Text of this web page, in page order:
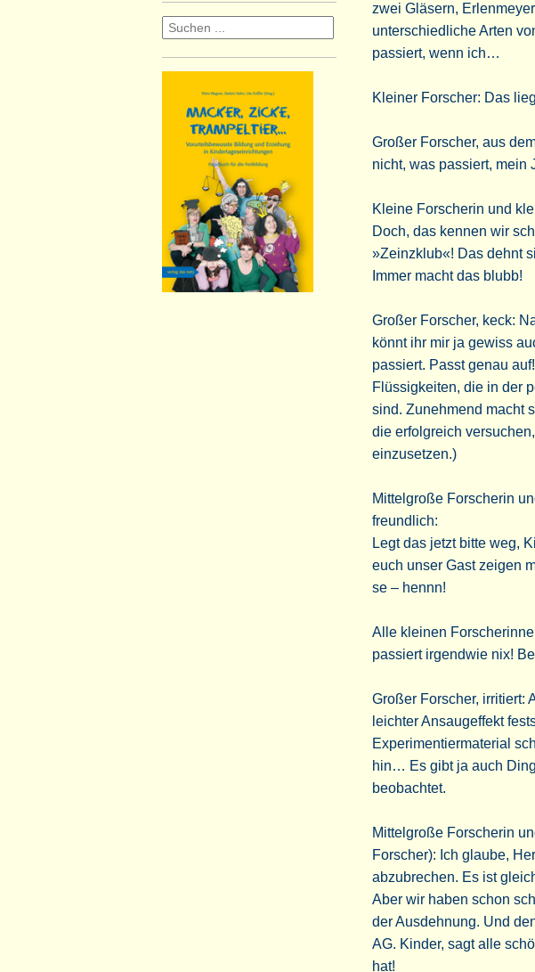
zwei Gläsern,
unterschiedliche Arten
passiert, wenn ich…
Kleiner Forscher: Das
Großer Forscher, aus
nicht, was passiert, mein
Kleine Forscherin und
Doch, das kennen wir
»Zeinzklub«! Das dehnt
Immer macht das blubb!
Großer Forscher, keck:
könnt ihr mir ja gewiss
passiert. Passt genau
Flüssigkeiten, die in der
sind. Zunehmend macht
die erfolgreich
einzusetzen.)
Mittelgroße Forscherin
freundlich:
Legt das jetzt bitte weg,
euch unser Gast zeigen
se – hennn!
Alle kleinen
passiert irgendwie nix!
Großer Forscher, irritiert:
leichter Ansaugeffekt
Experimentiermaterial
hin… Es gibt ja auch
beobachtet.
Mittelgroße Forscherin
Forscher): Ich glaube,
abzubrechen. Es ist
Aber wir haben schon
der Ausdehnung. Und
AG. Kinder, sagt alle
hat!